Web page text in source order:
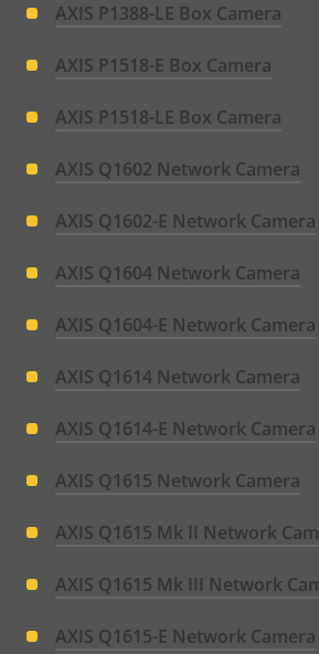
AXIS P1388-LE Box Camera
AXIS P1518-E Box Camera
AXIS P1518-LE Box Camera
AXIS Q1602 Network Camera
AXIS Q1602-E Network Camera
AXIS Q1604 Network Camera
AXIS Q1604-E Network Camera
AXIS Q1614 Network Camera
AXIS Q1614-E Network Camera
AXIS Q1615 Network Camera
AXIS Q1615 Mk II Network
AXIS Q1615 Mk III Network
AXIS Q1615-E Network Camera